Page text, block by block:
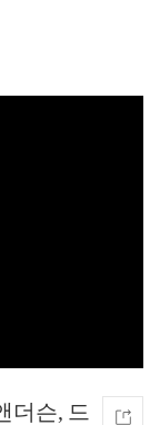
더슨, 드